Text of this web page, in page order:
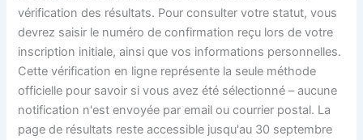
vérification des résultats. Pour consulter votre statut, vous
devrez saisir le numéro de confirmation reçu lors de votre
inscription initiale, ainsi que vos informations personnelles.
Cette vérification en ligne représente la seule méthode
officielle pour savoir si vous avez été sélectionné – aucune
notification n'est envoyée par email ou courrier postal. La
page de résultats reste accessible jusqu'au 30 septembre